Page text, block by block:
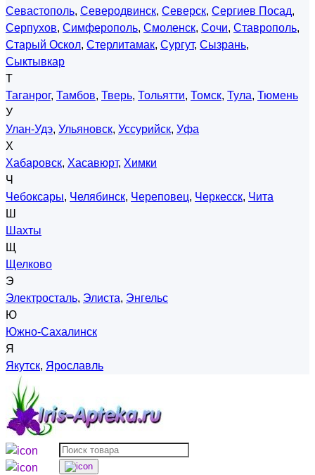
Севастополь, Северодвинск, Северск, Сергиев Посад,
Серпухов, Симферополь, Смоленск, Сочи, Ставрополь,
Старый Оскол, Стерлитамак, Сургут, Сызрань,
Сыктывкар
Т
Таганрог, Тамбов, Тверь, Тольятти, Томск, Тула, Тюмень
У
Улан-Удэ, Ульяновск, Уссурийск, Уфа
Х
Хабаровск, Хасавюрт, Химки
Ч
Чебоксары, Челябинск, Череповец, Черкесск, Чита
Ш
Шахты
Щ
Щелково
Э
Электросталь, Элиста, Энгельс
Ю
Южно-Сахалинск
Я
Якутск, Ярославль